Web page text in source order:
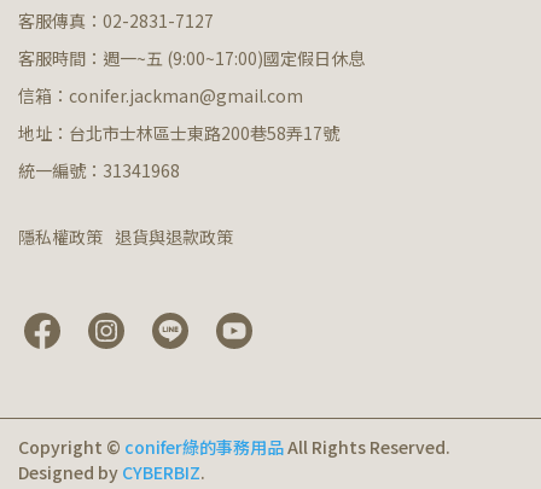
客服傳真：02-2831-7127
客服時間：週一~五 (9:00~17:00)國定假日休息
信箱：conifer.jackman@gmail.com
地址：台北市士林區士東路200巷58弄17號
統一編號：31341968
隱私權政策 退貨與退款政策
Copyright © conifer綠的事務用品All Rights Reserved.
Designed by CYBERBIZ.